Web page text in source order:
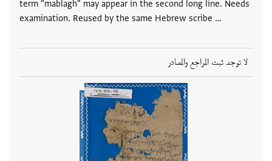
term "mablagh" may appear in the second long line. Needs
examination. Reused by the same Hebrew scribe …
لا توجد ثبت المراجع والمصادر